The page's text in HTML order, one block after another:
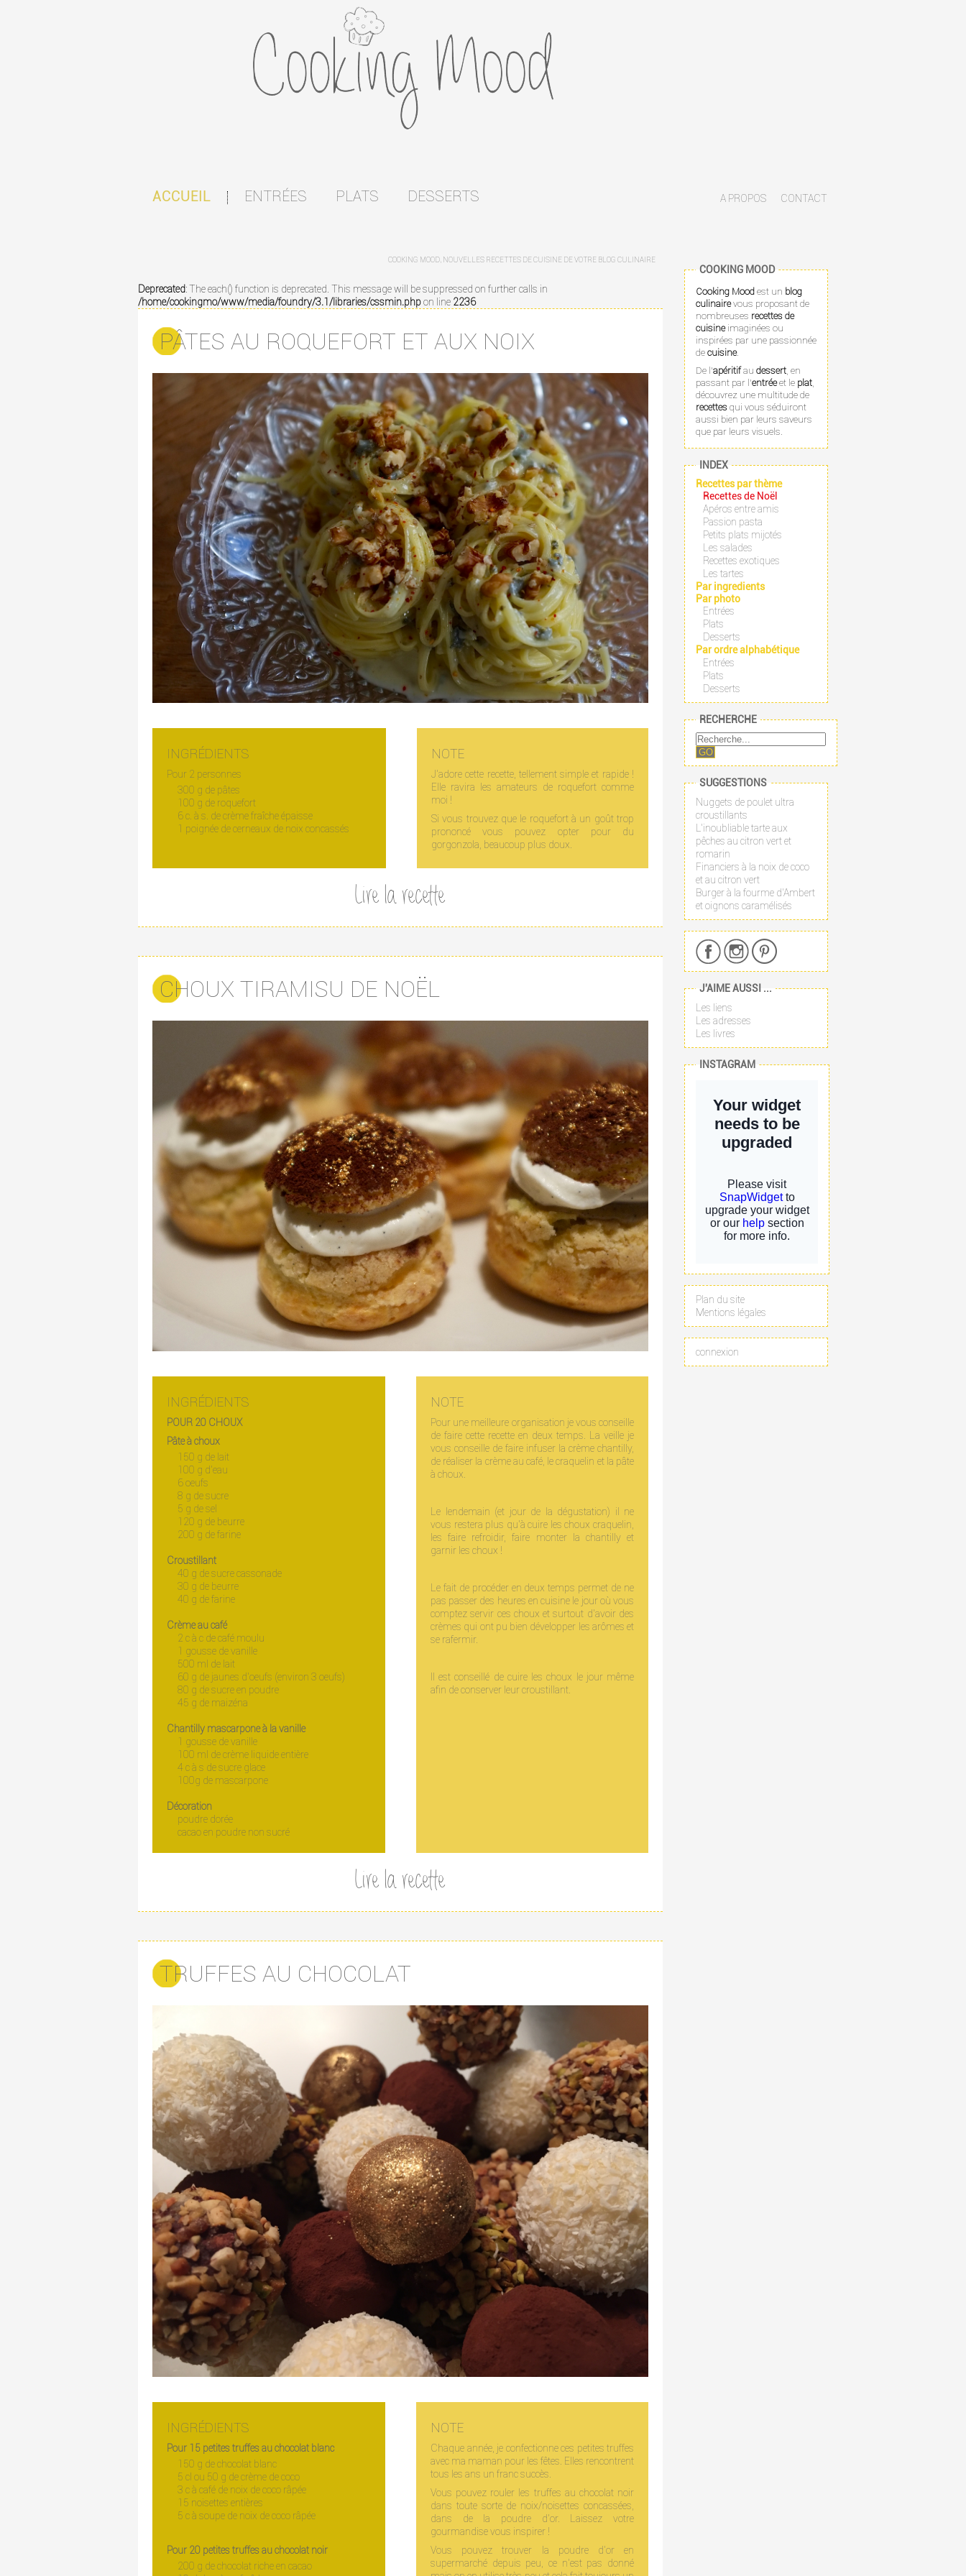
ACCUEIL ENTRÉES PLATS DESSERTS A PROPOS CONTACT
Deprecated: The each() function is deprecated. This message will be suppressed on further calls in
/home/cookingmo/www/media/foundry/3.1/libraries/cssmin.phpon line 2236
COOKING MOOD, NOUVELLES RECETTES DE CUISINE DE VOTRE BLOG CULINAIRE
PÂTES AU ROQUEFORT ET AUX NOIX
INGRÉDIENTS
Pour 2 personnes
300 g de pâtes
100 g de roquefort
6 c. à s. de crème fraîche épaisse
1 poignée de cerneaux de noix concassés
NOTE
J'adore cette recette, tellement simple et rapide !
Elle ravira les amateurs de roquefort comme
moi !
Si vous trouvez que le roquefort à un goût trop
prononcé vous pouvez opter pour du
gorgonzola, beaucoup plus doux.
Lire la recette
CHOUX TIRAMISU DE NOËL
INGRÉDIENTS
POUR 20 CHOUX
Pâte à choux
150 g de lait
100 g d'eau
6 oeufs
8 g de sucre
5 g de sel
120 g de beurre
200 g de farine
Croustillant
40 g de sucre cassonade
30 g de beurre
40 g de farine
Crème au café
2 c à c de café moulu
1 gousse de vanille
500 ml de lait
60 g de jaunes d’oeufs (environ 3 oeufs)
80 g de sucre en poudre
45 g de maizéna
Chantilly mascarpone à la vanille
1 gousse de vanille
100 ml de crème liquide entière
4 c à s de sucre glace
100g de mascarpone
Décoration
poudre dorée
cacao en poudre non sucré
NOTE
Pour une meilleure organisation je vous conseille
de faire cette recette en deux temps. La veille je
vous conseille de faire infuser la crème chantilly,
de réaliser la crème au café, le craquelin et la pâte
à choux.
Le lendemain (et jour de la dégustation) il ne
vous restera plus qu'à cuire les choux craquelin,
les faire refroidir, faire monter la chantilly et
garnir les choux !
Le fait de procéder en deux temps permet de ne
pas passer des heures en cuisine le jour où vous
comptez servir ces choux et surtout d'avoir des
crèmes qui ont pu bien développer les arômes et
se rafermir.
Il est conseillé de cuire les choux le jour même
afin de conserver leur croustillant.
Lire la recette
TRUFFES AU CHOCOLAT
INGRÉDIENTS
Pour 15 petites truffes au chocolat blanc
150 g de chocolat blanc
5 cl ou 50 g de crème de coco
3 c à café de noix de coco râpée
15 noisettes entières
5 c à soupe de noix de coco râpée
Pour 20 petites truffes au chocolat noir
200 g de chocolat riche en cacao
NOTE
Chaque année, je confectionne ces petites truffes
avec ma maman pour les fêtes. Elles rencontrent
tous les ans un franc succès.
Vous pouvez rouler les truffes au chocolat noir
dans toute sorte de noix/noisettes concassées,
dans de la poudre d'or. Laissez votre
gourmandise vous inspirer !
Vous pouvez trouver la poudre d'or en
supermarché depuis peu, ce n'est pas donné
COOKING MOOD
Cooking Moodest un blog
culinairevous proposant de
nombreuses recettes de
cuisineimaginées ou
inspirées par une passionnée
decuisine.
De l'apéritifau dessert, en
passant par l'entréeet le plat,
découvrez une multitude de
recettesqui vous séduiront
aussi bien par leurs saveurs
que par leurs visuels.
INDEX
Recettes par thème
Recettes de Noël
Apéros entre amis
Passion pasta
Petits plats mijotés
Les salades
Recettes exotiques
Les tartes
Par ingredients
Par photo
Entrées
Plats
Desserts
Par ordre alphabétique
Entrées
Plats
Desserts
RECHERCHE
GO
SUGGESTIONS
Nuggets de poulet ultra
croustillants
L'inoubliable tarte aux
pêches au citron vert et
romarin
Financiers à la noix de coco
et au citron vert
Burger à la fourme d'Ambert
et oignons caramélisés
J'AIME AUSSI ...
Les liens
Les adresses
Les livres
INSTAGRAM
Plan du site
Mentions légales
connexion